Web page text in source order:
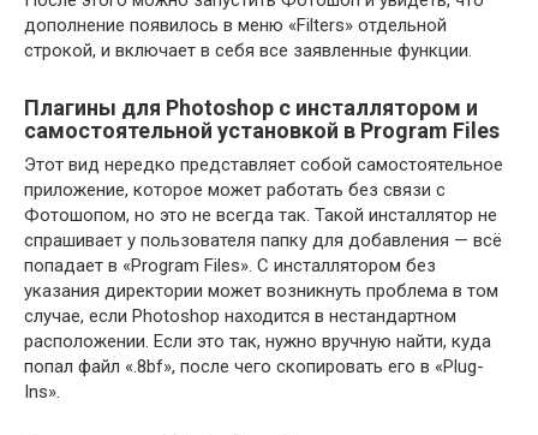
дополнение появилось в меню «Filters» отдельной
строкой, и включает в себя все заявленные функции.
Плагины для Photoshop с инсталлятором и
самостоятельной установкой в Program Files
Этот вид нередко представляет собой самостоятельное
приложение, которое может работать без связи с
Фотошопом, но это не всегда так. Такой инсталлятор не
спрашивает у пользователя папку для добавления — всё
попадает в «Program Files». С инсталлятором без
указания директории может возникнуть проблема в том
случае, если Photoshop находится в нестандартном
расположении. Если это так, нужно вручную найти, куда
попал файл «.8bf», после чего скопировать его в «Plug-
Ins».